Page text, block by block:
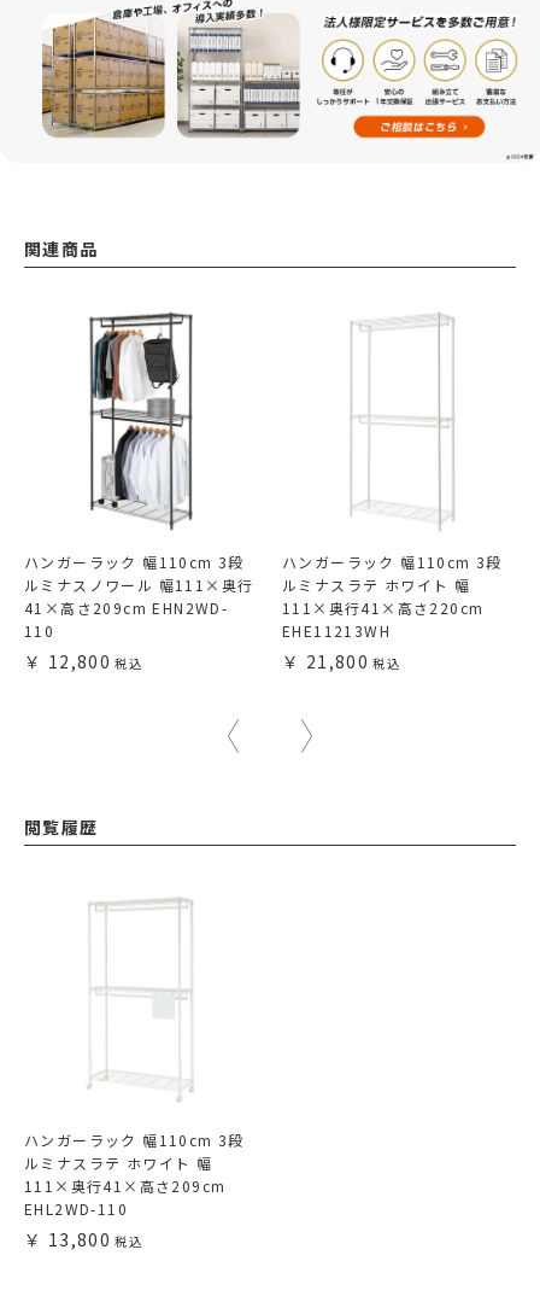
関連商品
ハンガーラック 幅110cm 3段
ルミナスノワール 幅111×奥行
41×高さ209cm EHN2WD-
110
12,800
ハンガーラック 幅110cm 3段
ルミナスラテ ホワイト 幅
111×奥行41×高さ220cm
EHE11213WH
21,800
閲覧履歴
ハンガーラック 幅110cm 3段
ルミナスラテ ホワイト 幅
111×奥行41×高さ209cm
EHL2WD-110
13,800